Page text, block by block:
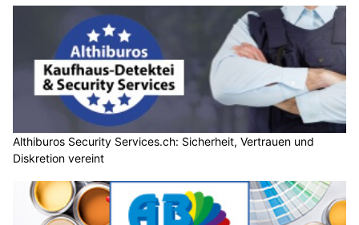
Althiburos Security Services.ch: Sicherheit, Vertrauen und
Diskretion vereint